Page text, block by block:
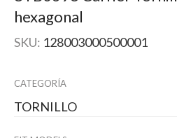
hexagonal
SKU: 128003000500001
CATEGORÍA
TORNILLO